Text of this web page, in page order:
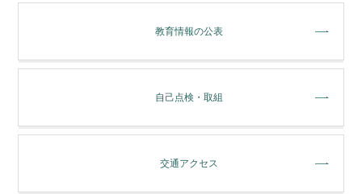
教育情報の公表
自己点検・取組
交通アクセス